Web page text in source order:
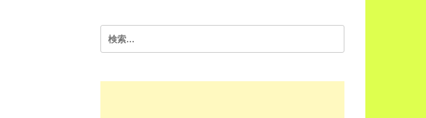
検
索: